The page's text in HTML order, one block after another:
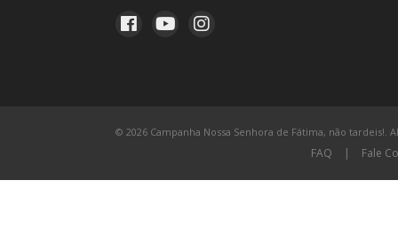
© 2026 Campanha Nossa Senhora de Fátima, não tardeis!.
FAQ | Fale